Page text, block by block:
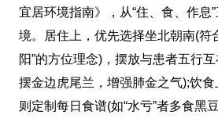
宜居环境指南》，从“住、食、作息
境。居住上，优先选择坐北朝南(符
阳”的方位理念)，摆放与患者五行
摆金边虎尾兰，增强肺金之气);饮
则定制每日食谱(如“水亏”者多食黑